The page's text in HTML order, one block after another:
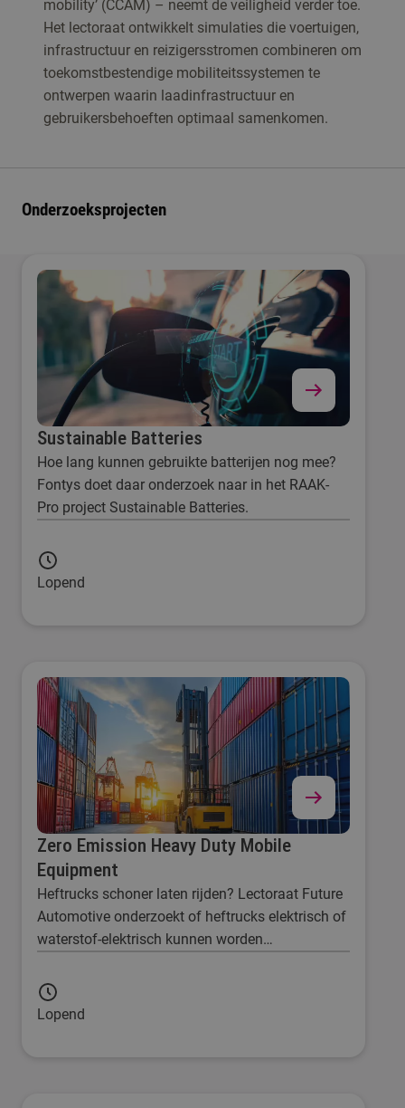
mobility’ (CCAM) – neemt de veiligheid verder toe.
Het lectoraat ontwikkelt simulaties die voertuigen,
infrastructuur en reizigersstromen combineren om
toekomstbestendige mobiliteitssystemen te
ontwerpen waarin laadinfrastructuur en
gebruikersbehoeften optimaal samenkomen.
Onderzoeksprojecten
Sustainable Batteries
Hoe lang kunnen gebruikte batterijen nog mee?
Fontys doet daar onderzoek naar in het RAAK-
Pro project Sustainable Batteries.
Lopend
Zero Emission Heavy Duty Mobile
Equipment
Heftrucks schoner laten rijden? Lectoraat Future
Automotive onderzoekt of heftrucks elektrisch of
waterstof-elektrisch kunnen worden
Lopend